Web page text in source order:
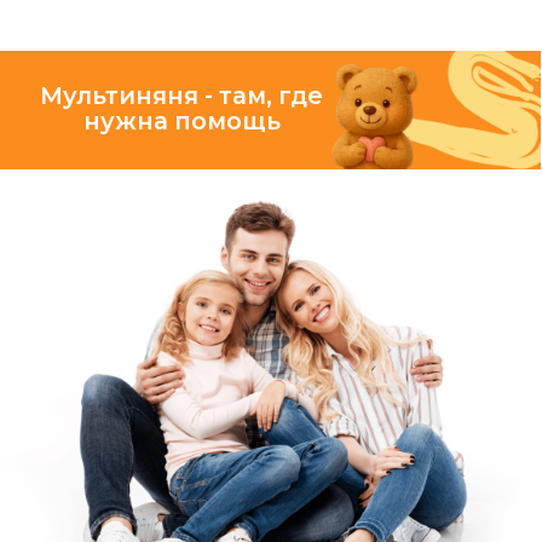
КОМФОРТ
экономия вашего времени
в деталях
ЗАБОТА
Оформление заказа
за несколько кликов
Они помогают собраться,
проследят, чтобы ребёнок
ничего не забыл, провожают
до дверей и создают
доброжелательную
атмосферу в пути и дома
добрые, заботливые
и тоже мамы